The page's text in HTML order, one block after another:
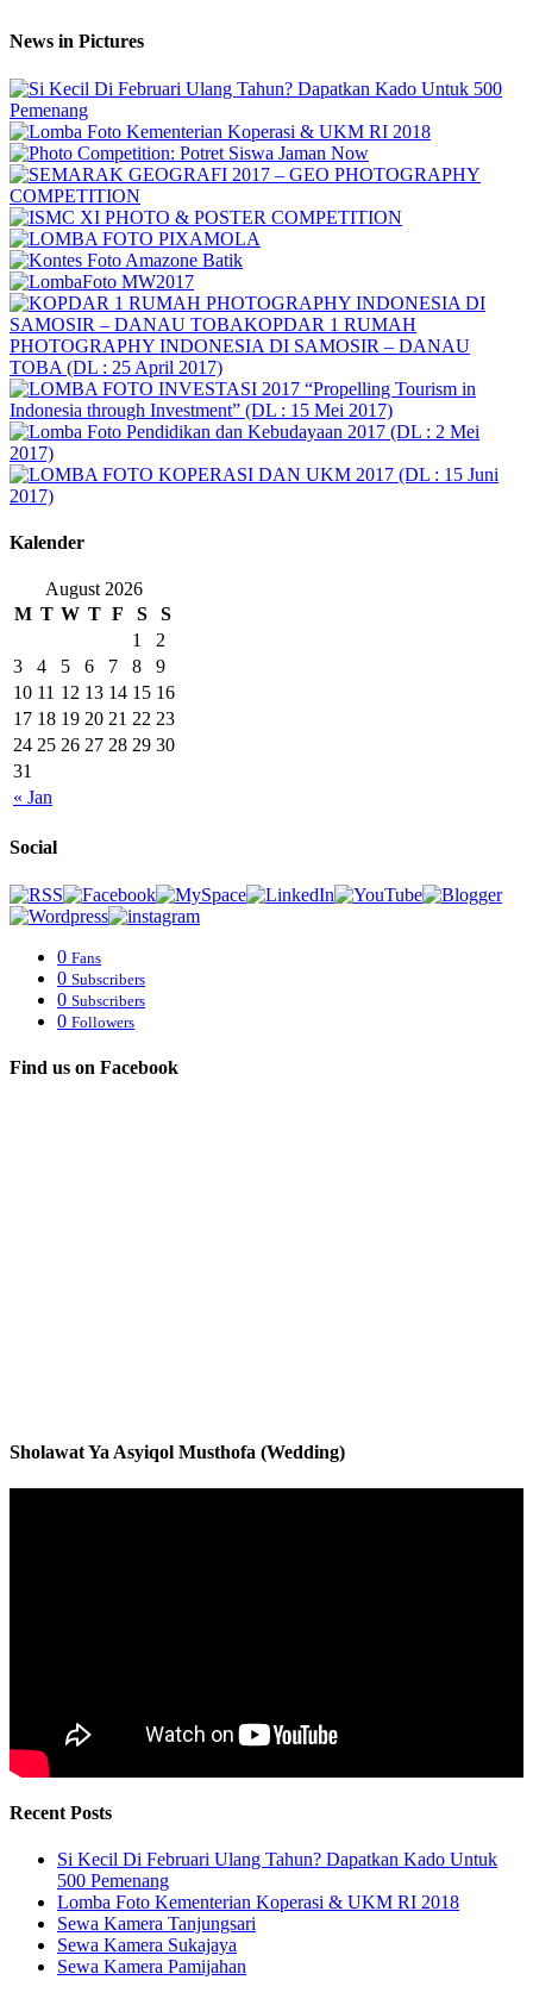
News in Pictures
Kalender
August 2026
M T W T F S S
« Jan
1
2
3
4 5 6 7 8
9
10 11 12 13 14 15 16
17 18 19 20 21 22 23
24 25 26 27 28 29 30
31
Social
0 Fans
0 Subscribers
0 Subscribers
0 Followers
Find us on Facebook
Sholawat Ya Asyiqol Musthofa (Wedding)
Recent Posts
Si Kecil Di Februari Ulang Tahun? Dapatkan Kado Untuk
500 Pemenang
Lomba Foto Kementerian Koperasi & UKM RI 2018
Sewa Kamera Tanjungsari
Sewa Kamera Sukajaya
Sewa Kamera Pamijahan